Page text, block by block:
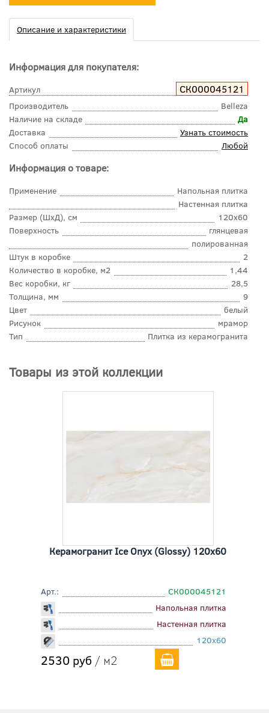
Описание и характеристики
Информация для покупателя:
Артикул СК000045121
Производитель
Belleza
Наличие на складе
Да
Доставка
Узнать стоимость
Способ оплаты
Любой
Информация о товаре:
Применение
Напольная плитка
Настенная плитка
Размер (ШхД), см
120x60
Поверхность
глянцевая
полированная
Штук в коробке
2
Количество в коробке, м2
1,44
Вес коробки, кг
28,5
Толщина, мм
9
Цвет
белый
Рисунок
мрамор
Тип
Плитка из керамогранита
Товары из этой коллекции
Керамогранит Ice Onyx (Glossy) 120x60
Арт.:
СК000045121
Напольная плитка
Настенная плитка
120x60
2530 руб / м2